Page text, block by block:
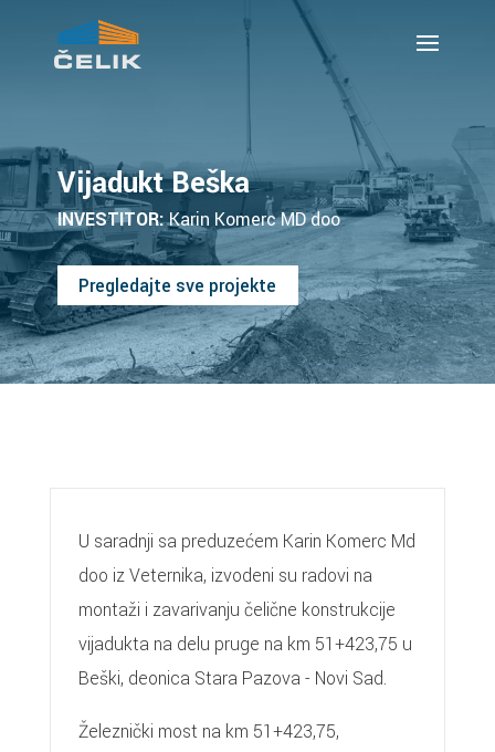
Vijadukt Beška
INVESTITOR:Karin Komerc MD doo
Pregledajte sve projekte
U saradnji sa preduzećem Karin Komerc Md
doo iz Veternika, izvodeni su radovi na
montaži i zavarivanju čelične konstrukcije
vijadukta na delu pruge na km 51+423,75 u
Beški, deonica Stara Pazova - Novi Sad.
Železnički most na km 51+423,75,